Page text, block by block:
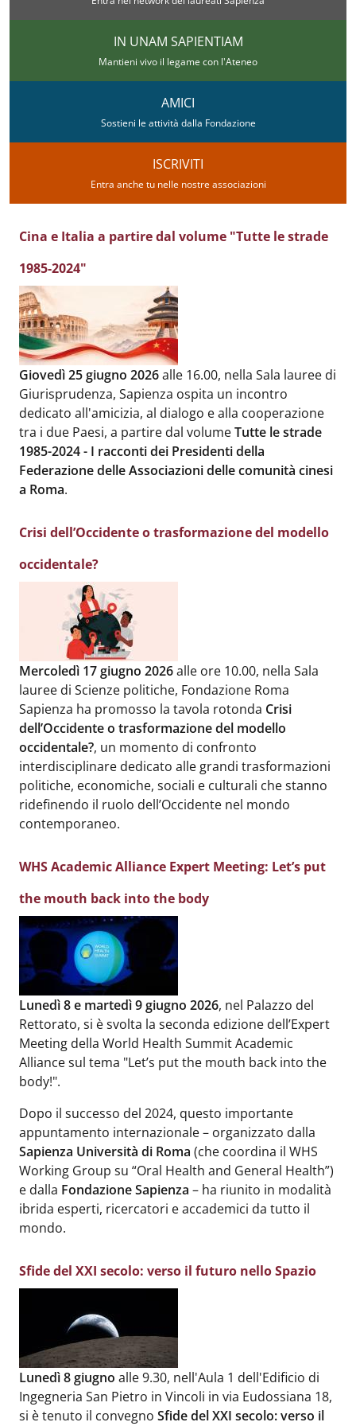
IN UNAM SAPIENTIAM
Mantieni vivo il legame con l'Ateneo
AMICI
Sostieni le attività dalla Fondazione
ISCRIVITI
Entra anche tu nelle nostre associazioni
Cina e Italia a partire dal volume "Tutte le strade
1985-2024"
Body:
Giovedì 25 giugno 2026alle 16.00, nella Sala lauree di
Giurisprudenza, Sapienza ospita un incontro
dedicato all'amicizia, al dialogo e alla cooperazione
tra i due Paesi, a partire dal volumeTutte le strade
1985-2024 - I racconti dei Presidenti della
Federazione delle Associazioni delle comunità cinesi
a Roma.
Crisi dell’Occidente o trasformazione del modello
occidentale?
Body:
Mercoledì 17 giugno 2026alle ore 10.00, nella Sala
lauree di Scienze politiche, Fondazione Roma
Sapienza ha promosso la tavola rotonda Crisi
dell’Occidente o trasformazione del modello
occidentale?, un momento di confronto
interdisciplinare dedicato alle grandi trasformazioni
politiche, economiche, sociali e culturali che stanno
ridefinendo il ruolo dell’Occidente nel mondo
contemporaneo.
WHS Academic Alliance Expert Meeting: Let’s put
the mouth back into the body
Body:
Lunedì 8 e martedì 9 giugno 2026, nel Palazzo del
Rettorato, si è svolta la seconda edizione dell’Expert
Meeting della World Health Summit Academic
Alliance sul tema "Let’s put the mouth back into the
body!".
Dopo il successo del 2024, questo importante
appuntamento internazionale – organizzato dalla
Sapienza Università di Roma (che coordina il WHS
Working Group su “Oral Health and General Health”)
e dalla Fondazione Sapienza – ha riunito in modalità
ibrida esperti, ricercatori e accademici da tutto il
mondo.
Sfide del XXI secolo: verso il futuro nello Spazio
Body:
Lunedì 8 giugno alle 9.30, nell'Aula 1 dell'Edificio di
Ingegneria San Pietro in Vincoli in via Eudossiana 18,
si è tenuto il convegno Sfide del XXI secolo: verso il